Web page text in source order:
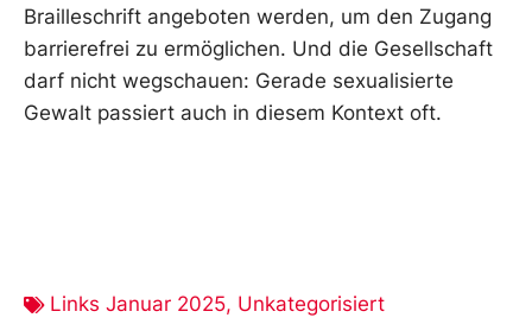
Brailleschrift angeboten werden, um den Zugang
barrierefrei zu ermöglichen. Und die Gesellschaft
darf nicht wegschauen: Gerade sexualisierte
Gewalt passiert auch in diesem Kontext oft.
Links Januar 2025, Unkategorisiert